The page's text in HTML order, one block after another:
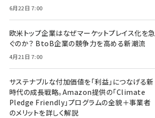
6月22日 7:00
欧米トップ企業はなぜマーケットプレイス化を急
ぐのか？ BtoB企業の競争力を高める新潮流
4月21日 7:00
サステナブルな付加価値を「利益」につなげる新
時代の成長戦略。Amazon提供の「Climate
Pledge Friendly」プログラムの全貌＋事業者
のメリットを詳しく解説